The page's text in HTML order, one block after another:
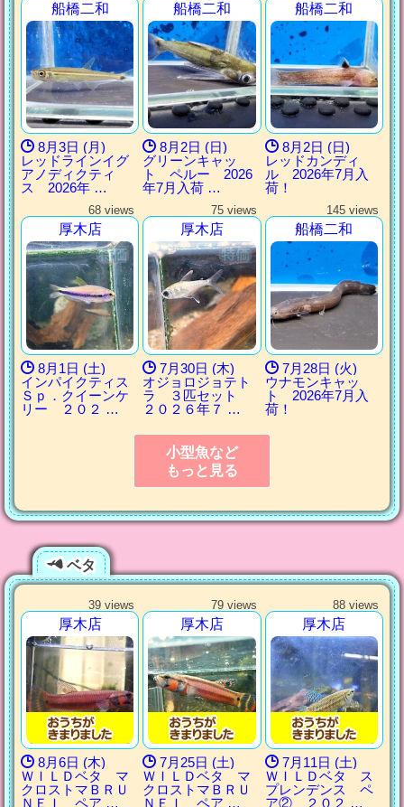
船橋二和
8月3日 (月)
レッドラインイグ
アノディクティ
ス 2026年 …
船橋二和
8月2日 (日)
グリーンキャッ
ト ペルー 2026
年7月入荷 …
船橋二和
8月2日 (日)
レッドカンディ
ル 2026年7月入
荷！
68 views
厚木店
8月1日 (土)
インパイクティス
Ｓｐ．クイーンケ
リー ２０２ …
75 views
厚木店
7月30日 (木)
オジョロジョテト
ラ ３匹セット
２０２６年７ …
145 views
船橋二和
7月28日 (火)
ウナモンキャッ
ト 2026年7月入
荷！
小型魚など
もっと見る
ベタ
39 views
厚木店
8月6日 (木)
ＷＩＬＤベタ マ
クロストマＢＲＵ
ＮＥＩ ペア …
79 views
厚木店
7月25日 (土)
ＷＩＬＤベタ マ
クロストマＢＲＵ
ＮＥＩ ペア …
88 views
厚木店
7月11日 (土)
ＷＩＬＤベタ ス
プレンデンス ペ
ア② ２０２ …